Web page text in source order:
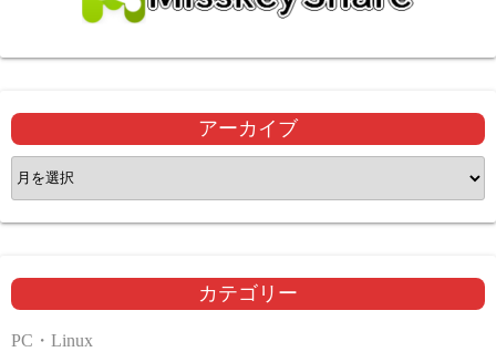
アーカイブ
ア
ー
カ
ブ
カテゴリー
PC・Linux